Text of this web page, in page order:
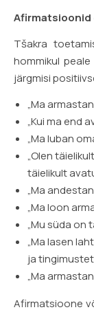
Tšakra
hommikul
järgmisi
„Ma
„Kui ma end
„Ma luban
„Olen
täielikult
„Ma
„Ma loon
„Mu süda on
„Ma lasen
ja
„Ma
Afirmatsioone